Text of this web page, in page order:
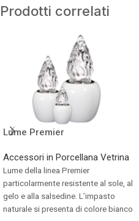
Prodotti correlati
Lume Premier
Accessori in Porcellana Vetrina
Lume della linea Premier
particolarmente resistente al sole, al
gelo e alla salsedine. L’impasto
naturale si presenta di colore bianco